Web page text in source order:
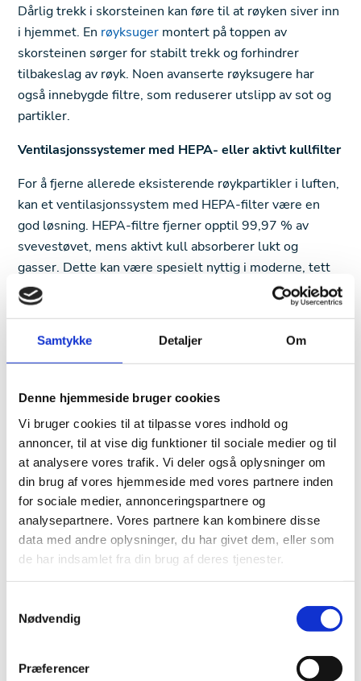
Samtykke Detaljer Om
Denne hjemmeside bruger cookies
Vi bruger cookies til at tilpasse vores indhold og
annoncer, til at vise dig funktioner til sociale medier og til
at analysere vores trafik. Vi deler også oplysninger om
din brug af vores hjemmeside med vores partnere inden
for sociale medier, annonceringspartnere og
analysepartnere. Vores partnere kan kombinere disse
data med andre oplysninger, du har givet dem, eller som
de har indsamlet fra din brug af deres tjenester.
Nødvendig
Præferencer
Dårlig trekk i skorsteinen kan føre til at røyken siver inn
i hjemmet. En røyksuger montert på toppen av
skorsteinen sørger for stabilt trekk og forhindrer
tilbakeslag av røyk. Noen avanserte røyksugere har
også innebygde filtre, som reduserer utslipp av sot og
partikler.
Ventilasjonssystemer med HEPA- eller aktivt kullfilter
For å fjerne allerede eksisterende røykpartikler i luften,
kan et ventilasjonssystem med HEPA-filter være en
god løsning. HEPA-filtre fjerner opptil 99,97 % av
svevestøvet, mens aktivt kull absorberer lukt og
gasser. Dette kan være spesielt nyttig i moderne, tett
isolerte boliger.
Velg riktig løsning for ditt
behov
problemet ligger. For hjem med høy eksponering for